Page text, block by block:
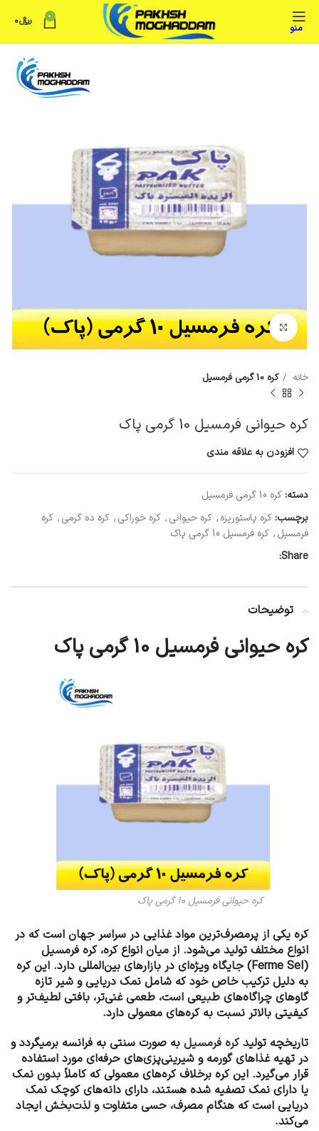
منو
0 ﷼0
بزرگنمایی تصویر
خانه کره 10 گرمی فرمسیل
کره حیوانی فرمسیل 10 گرمی پاک
افزودن به علاقه مندی
دسته:کره 10 گرمی فرمسیل
برچسب:کره پاستوریزه, کره حیوانی, کره خوراکی, کره ده گرمی, کره
فرمسیل, کره فرمسیل 10 گرمی پاک
Share:
توضیحات
کره حیوانی فرمسیل 10 گرمی پاک
کره حیوانی فرمسیل 10 گرمی پاک
کره یکی از پرمصرف‌ترین مواد غذایی در سراسر جهان است که در
انواع مختلف تولید می‌شود. از میان انواع کره، کره فرمسیل
(Ferme Sel) جایگاه ویژه‌ای در بازارهای بین‌المللی دارد. این کره
به دلیل ترکیب خاص خود که شامل نمک دریایی و شیر تازه
گاوهای چراگاه‌های طبیعی است، طعمی غنی‌تر، بافتی لطیف‌تر و
کیفیتی بالاتر نسبت به کره‌های معمولی دارد.
تاریخچه تولیدکره فرمسیل به صورت سنتی به فرانسه برمیگردد و
در تهیه غذاهای گورمه و شیرینی‌پزی‌های حرفه‌ای مورد استفاده
قرار می‌گیرد. این کره برخلاف کره‌های معمولی که کاملاً بدون نمک
یا دارای نمک تصفیه‌ شده هستند، دارای دانه‌های کوچک نمک
دریایی است که هنگام مصرف، حسی متفاوت و لذت‌بخش ایجاد
می‌کند.